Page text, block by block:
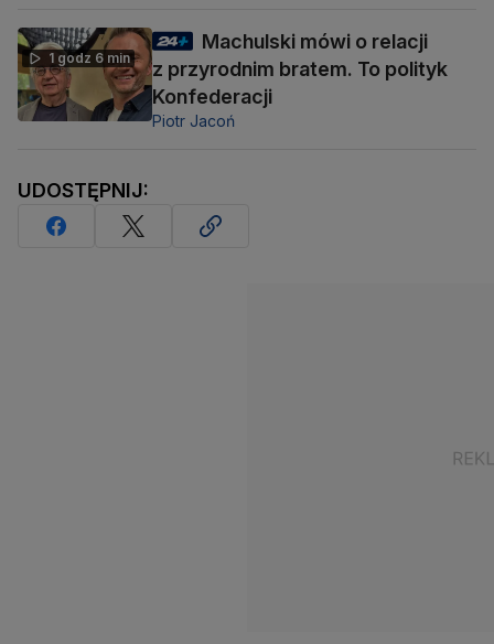
1 godz 6 min
Machulski mówi o relacji
z przyrodnim bratem. To polityk
Konfederacji
Piotr Jacoń
UDOSTĘPNIJ: